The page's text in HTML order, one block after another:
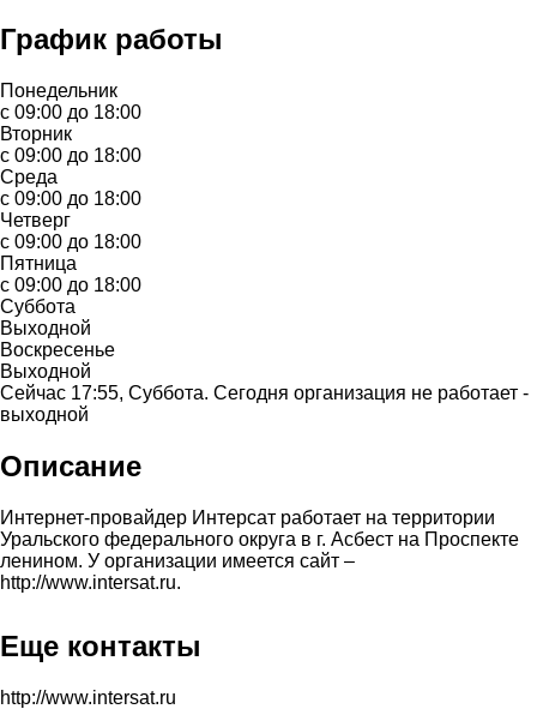
График работы
Понедельник
с 09:00 до 18:00
Вторник
с 09:00 до 18:00
Среда
с 09:00 до 18:00
Четверг
с 09:00 до 18:00
Пятница
с 09:00 до 18:00
Суббота
Выходной
Воскресенье
Выходной
Сейчас 17:55, Суббота. Сегодня организация не работает -
выходной
Описание
Интернет-провайдер Интерсат работает на территории
Уральского федерального округа в г. Асбест на Проспекте
ленином. У организации имеется сайт –
http://www.intersat.ru.
Еще контакты
http://www.intersat.ru